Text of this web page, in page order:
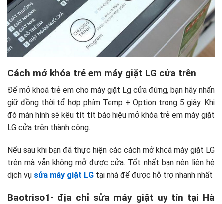
Cách mở khóa trẻ em máy giặt LG cửa trên
Để mở khoá trẻ em cho máy giặt Lg cửa đứng, bạn hãy nhấn
giữ đồng thời tổ hợp phím Temp + Option trong 5 giây. Khi
đó màn hình sẽ kêu tít tít báo hiệu mở khóa trẻ em máy giặt
LG cửa trên thành công.
Nếu sau khi bạn đã thực hiện các cách mở khoá máy giặt LG
trên mà vẫn không mở được cửa. Tốt nhất bạn nên liên hệ
dịch vụ sửa máy giặt LG tại nhà để được hỗ trợ nhanh nhất
Baotriso1- địa chỉ sửa máy giặt uy tín tại Hà